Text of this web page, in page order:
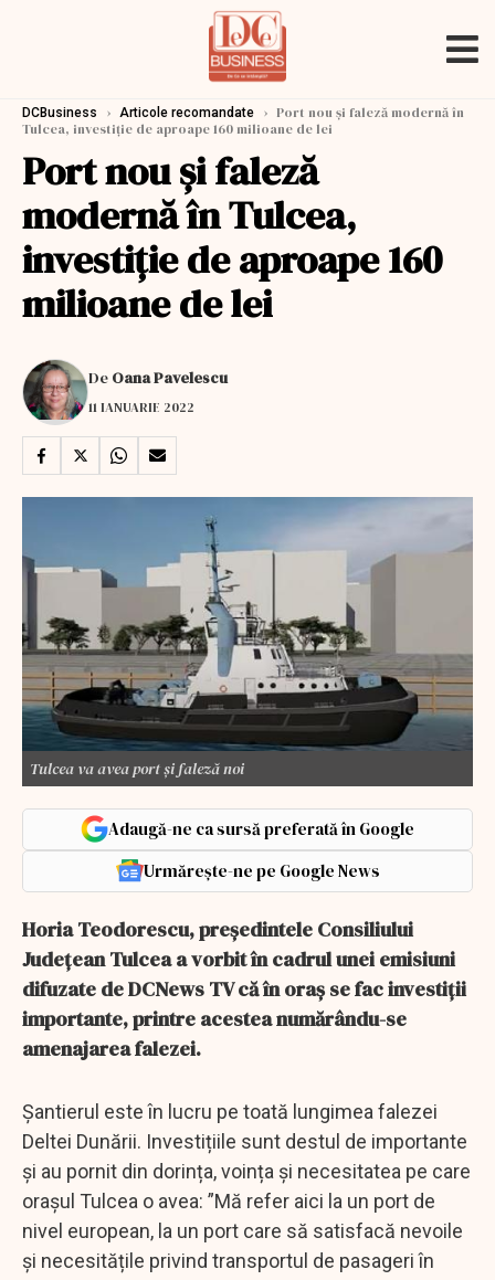
DCBusiness › Articole recomandate › Port nou și faleză modernă în
Tulcea, investiție de aproape 160 milioane de lei
Port nou și faleză
modernă în Tulcea,
investiție de aproape 160
milioane de lei
De Oana Pavelescu
11 IANUARIE 2022
Tulcea va avea port și faleză noi
Adaugă-ne ca sursă preferată în Google
Urmărește-ne pe Google News
Horia Teodorescu, președintele Consiliului
Județean Tulcea a vorbit în cadrul unei emisiuni
difuzate de DCNews TV că în oraș se fac investiții
importante, printre acestea numărându-se
amenajarea falezei.
Șantierul este în lucru pe toată lungimea falezei
Deltei Dunării. Investițiile sunt destul de importante
și au pornit din dorința, voința și necesitatea pe care
orașul Tulcea o avea: ”Mă refer aici la un port de
nivel european, la un port care să satisfacă nevoile
și necesitățile privind transportul de pasageri în